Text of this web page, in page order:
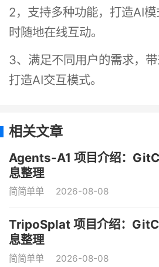
2，支持多种功能，打造AI
时随地在线互动。
3、满足不同用户的需求，带
打造AI交互模式。
相关文章
Agents-A1 项目介绍：
息整理
简简单单 2026-08-08
TripoSplat 项目介绍：
息整理
简简单单 2026-08-08